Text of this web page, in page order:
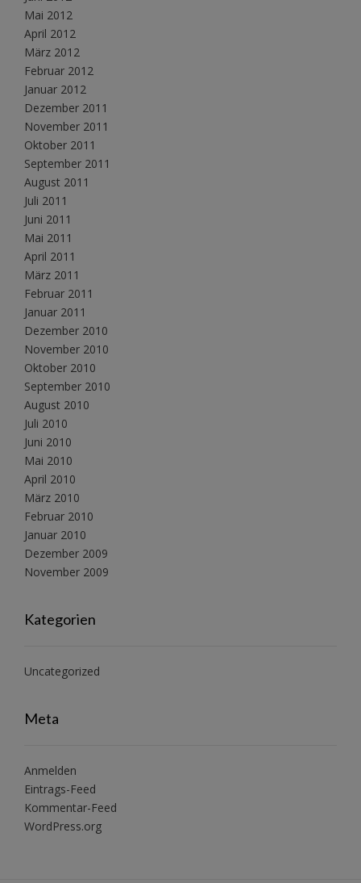
Mai 2012
April 2012
März 2012
Februar 2012
Januar 2012
Dezember 2011
November 2011
Oktober 2011
September 2011
August 2011
Juli 2011
Juni 2011
Mai 2011
April 2011
März 2011
Februar 2011
Januar 2011
Dezember 2010
November 2010
Oktober 2010
September 2010
August 2010
Juli 2010
Juni 2010
Mai 2010
April 2010
März 2010
Februar 2010
Januar 2010
Dezember 2009
November 2009
Kategorien
Uncategorized
Meta
Anmelden
Eintrags-Feed
Kommentar-Feed
WordPress.org